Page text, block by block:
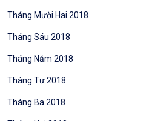
Tháng Mười Hai 2018
Tháng Sáu 2018
Tháng Năm 2018
Tháng Tư 2018
Tháng Ba 2018